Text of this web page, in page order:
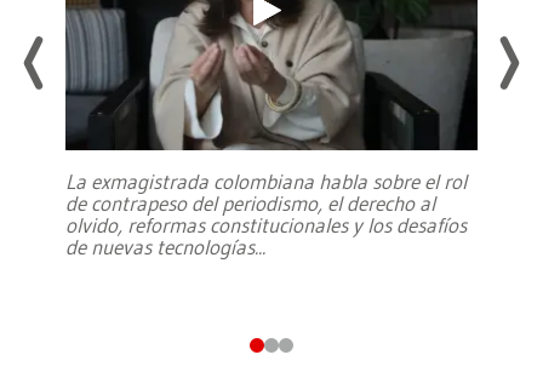
La exmagistrada colombiana habla sobre el rol
de contrapeso del periodismo, el derecho al
olvido, reformas constitucionales y los desafíos
de nuevas tecnologías...